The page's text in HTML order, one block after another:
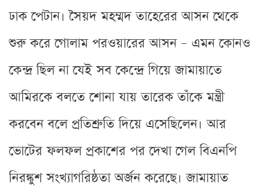
ঢাক পেটান। সৈয়দ মহম্মদ তাহেরের আসন থেকে
শুরু করে গোলাম পরওয়ারের আসন – এমন কোনও
কেন্দ্র ছিল না যেই সব কেন্দ্রে গিয়ে জামায়াতে
আমিরকে বলতে শোনা যায় তারেক তাঁকে মন্ত্রী
করবেন বলে প্রতিশ্রুতি দিয়ে এসেছিলেন। আর
ভোটের ফলফল প্রকাশের পর দেখা গেল বিএনপি
নিরঙ্কুশ সংখ্যাগরিষ্ঠতা অর্জন করেছে। জামায়াত